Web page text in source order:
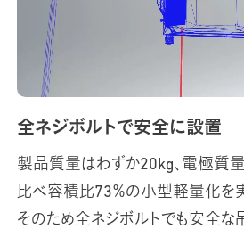
全ネジボルトで安全に設置
製品質量はわずか20kg、電極質
比べ容積比73％の小型軽量化を
そのため全ネジボルトでも安全